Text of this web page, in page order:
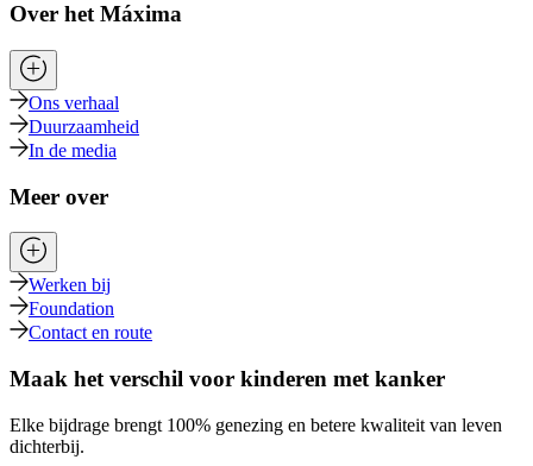
Over het Máxima
Ons verhaal
Duurzaamheid
In de media
Meer over
Werken bij
Foundation
Contact en route
Maak het verschil voor kinderen met kanker
Elke bijdrage brengt 100% genezing en betere kwaliteit van leven
dichterbij.